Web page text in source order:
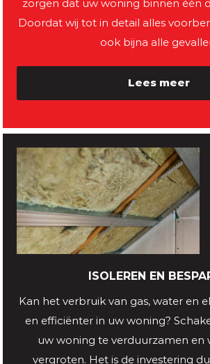
zorgen dat uw woning binnen één
Doordat wij tot in detail alles
ook bijna alle
Lees meer
ISOLEREN EN
Kan het verbruik van gas, water en
en efficiënter in uw woning?
uw woning te verduurzamen
vergroten. Het is de investering